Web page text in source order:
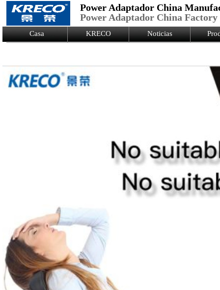
Logo Picture
Power Adaptador China
Power Adaptador China Factory
Casa KRECO Noticias